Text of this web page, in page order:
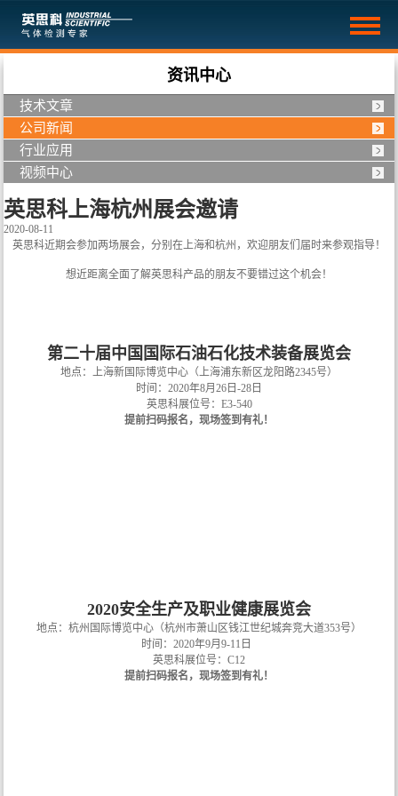
资讯中心
技术文章
公司新闻
行业应用
视频中心
英思科上海杭州展会邀请
2020-08-11
英思科近期会参加两场展会，分别在上海和杭州，欢迎朋友们届时来参观指导！
想近距离全面了解英思科产品的朋友不要错过这个机会！
第二十届中国国际石油石化技术装备展览会
地点：上海新国际博览中心（上海浦东新区龙阳路2345号）
时间：2020年8月26日-28日
英思科展位号：E3-540
提前扫码报名，现场签到有礼！
2020安全生产及职业健康展览会
地点：杭州国际博览中心（杭州市萧山区钱江世纪城奔竞大道353号）
时间：2020年9月9-11日
英思科展位号：C12
提前扫码报名，现场签到有礼！